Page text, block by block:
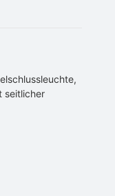
seitlicher